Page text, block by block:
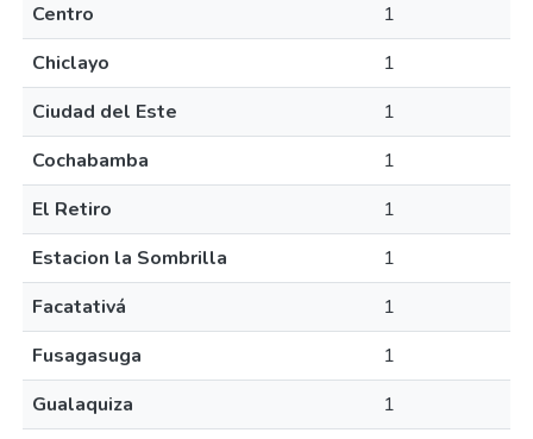
Centro
1
Chiclayo
1
Ciudad del Este
1
Cochabamba
1
El Retiro
1
Estacion la Sombrilla
1
Facatativá
1
Fusagasuga
1
Gualaquiza
1